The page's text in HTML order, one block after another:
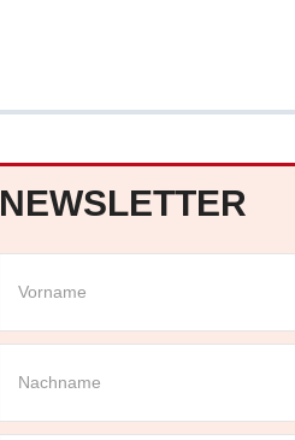
NEWSLETTER